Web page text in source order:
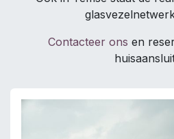
Contacteer ons en